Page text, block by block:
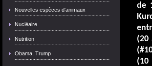
Nouvelles espèces d'animaux
Nucléaire
Nutrition
Obama, Trump
de
(20